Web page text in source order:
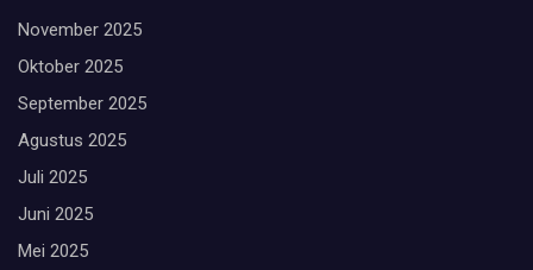
November 2025
Oktober 2025
September 2025
Agustus 2025
Juli 2025
Juni 2025
Mei 2025